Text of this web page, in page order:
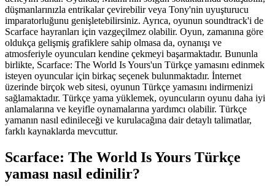
düşmanlarınızla entrikalar çevirebilir veya Tony'nin uyuşturucu
imparatorluğunu genişletebilirsiniz. Ayrıca, oyunun soundtrack'i de
Scarface hayranları için vazgeçilmez olabilir. Oyun, zamanına göre
oldukça gelişmiş grafiklere sahip olmasa da, oynanışı ve
atmosferiyle oyuncuları kendine çekmeyi başarmaktadır. Bununla
birlikte, Scarface: The World Is Yours'un Türkçe yamasını edinmek
isteyen oyuncular için birkaç seçenek bulunmaktadır. İnternet
üzerinde birçok web sitesi, oyunun Türkçe yamasını indirmenizi
sağlamaktadır. Türkçe yama yüklemek, oyuncuların oyunu daha iyi
anlamalarına ve keyifle oynamalarına yardımcı olabilir. Türkçe
yamanın nasıl edinileceği ve kurulacağına dair detaylı talimatlar,
farklı kaynaklarda mevcuttur.
Scarface: The World Is Yours Türkçe
yaması nasıl edinilir?